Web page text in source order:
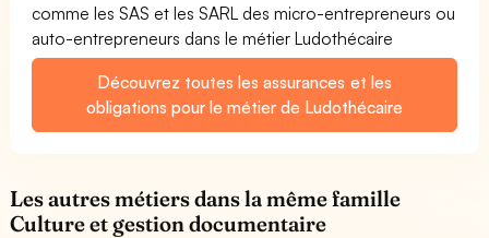
comme les SAS et les SARL des micro-entrepreneurs ou
auto-entrepreneurs dans le métier Ludothécaire
Découvrez toutes les assurances et les
obligations pour le métier de Ludothécaire
Les autres métiers dans la même famille
Culture et gestion documentaire